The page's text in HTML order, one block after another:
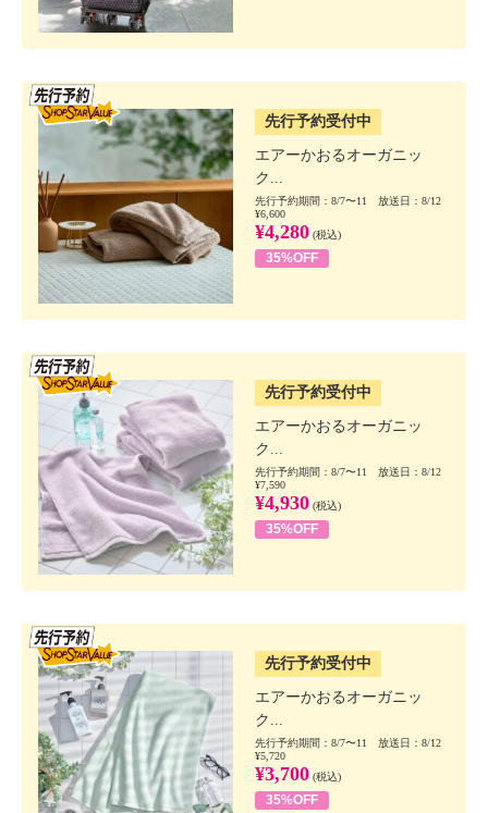
先行予約受付中
エアーかおるオーガニッ
ク...
先行予約期間：8/7〜11 放送日：8/12
¥6,600
¥4,280 (税込)
35%OFF
先行予約受付中
エアーかおるオーガニッ
ク...
先行予約期間：8/7〜11 放送日：8/12
¥7,590
¥4,930 (税込)
35%OFF
先行予約受付中
エアーかおるオーガニッ
ク...
先行予約期間：8/7〜11 放送日：8/12
¥5,720
¥3,700 (税込)
35%OFF